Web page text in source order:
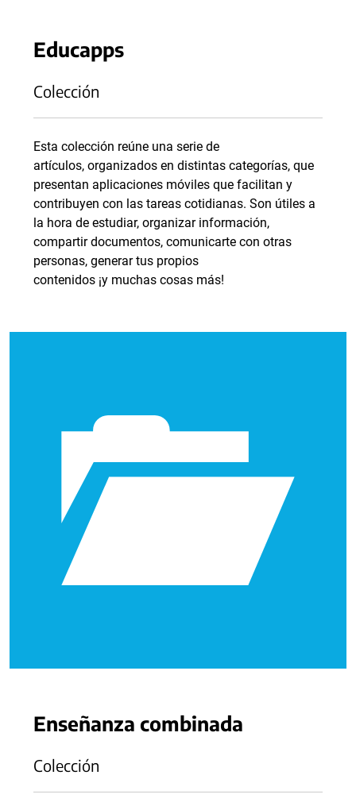
Educapps
Colección
Esta colección reúne una serie de
artículos, organizados en distintas categorías, que
presentan aplicaciones móviles que facilitan y
contribuyen con las tareas cotidianas. Son útiles a
la hora de estudiar, organizar información,
compartir documentos, comunicarte con otras
personas, generar tus propios
contenidos ¡y muchas cosas más!
Enseñanza combinada
Colección